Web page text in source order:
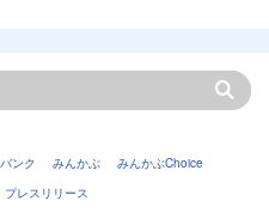
バンク みんかぶ
みんかぶChoice
プレスリリース